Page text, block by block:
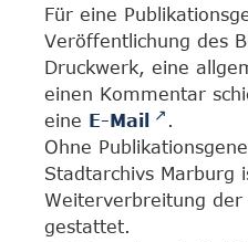
Für eine
Veröffentlichung des
Druckwerk, eine
einen Kommentar
eine E-Mail
.
Ohne
Stadtarchivs Marburg
Weiterverbreitung der
gestattet.